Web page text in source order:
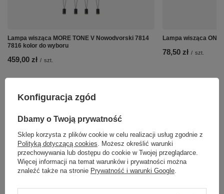
Lampa wisząca MORE TONE V Nowodvorski 7814
7816 kolor do wyboru
459,00 zł / szt.
Lampa wisząca
78,50 zł / szt.
Konfiguracja zgód
Dbamy o Twoją prywatność
Sklep korzysta z plików cookie w celu realizacji usług zgodnie z
Polityką dotyczącą cookies. Możesz określić warunki
przechowywania lub dostępu do cookie w Twojej przeglądarce.
Więcej informacji na temat warunków i prywatności można
znaleźć także na stronie Prywatność i warunki Google.